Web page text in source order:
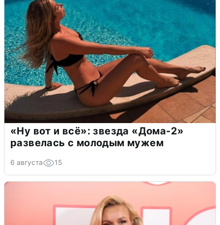
«Ну вот и всё»: звезда «Дома-2»
развелась с молодым мужем
6 августа 15